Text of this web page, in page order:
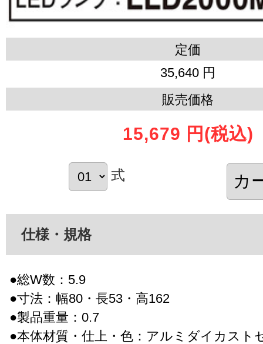
定価
35,640 円
販売価格
15,679 円 (税込)
式
仕様・規格
●総W数：5.9
●寸法：幅80・長53・高162
●製品重量：0.7
●本体材質・仕上・色：アルミダイカスト